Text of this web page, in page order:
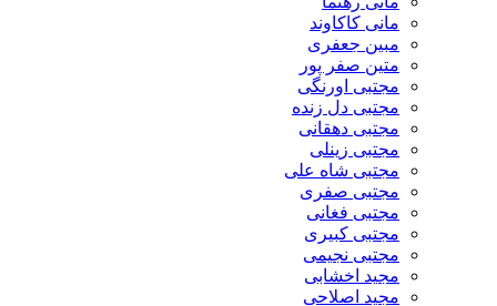
مانی کاکاوند
مبین جعفری
متین صفر پور
مجتبی اورنگی
مجتبی دل زنده
مجتبی دهقانی
مجتبی زینلی
مجتبی شاه علی
مجتبی صفری
مجتبی فغانی
مجتبی کبیری
مجتبی نجیمی
مجید اخشابی
مجید اصلاحی